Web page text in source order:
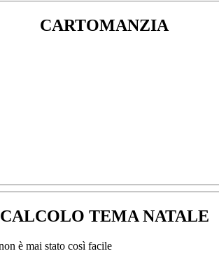
CARTOMANZIA
CALCOLO TEMA NATALE